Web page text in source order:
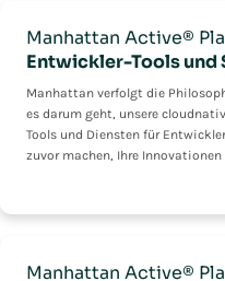
Manhattan Active®
Entwickler-Tools und
Manhattan verfolgt die
es darum geht, unsere
Tools und Diensten für
zuvor machen, Ihre
Manhattan Active®